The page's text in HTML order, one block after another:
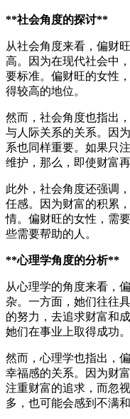
**社会角度的探讨**
从社会角度来看，偏财
高。因为在现代社会中
要标准。偏财旺的女性
得较高的地位。
然而，社会角度也指出
与人际关系的关系。因
系也同样重要。如果只
维护，那么，即使财富
此外，社会角度还强调
任感。因为财富的积累
情。偏财旺的女性，需
些需要帮助的人。
**心理学角度的分析**
从心理学的角度来看，
杂。一方面，她们往往
的努力，去追求财富和
她们在事业上取得成功。
然而，心理学也指出，
幸福感的关系。因为财
注重财富的追求，而忽
多，也可能会感到不满和